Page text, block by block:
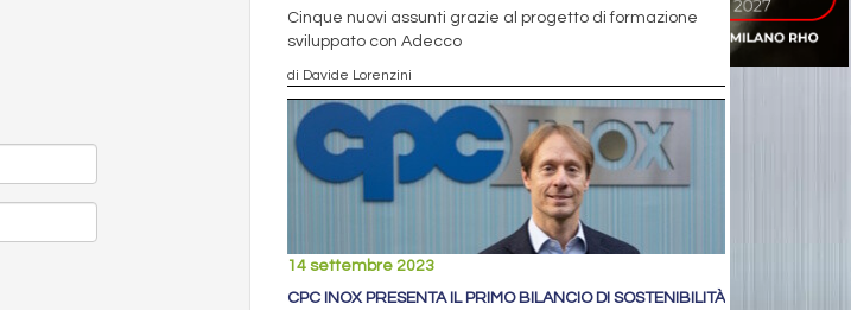
Cinque nuovi assunti grazie al progetto di formazione
sviluppato con Adecco
di Davide Lorenzini
14 settembre 2023
CPC INOX PRESENTA IL PRIMO BILANCIO DI SOSTENIBILITÀ